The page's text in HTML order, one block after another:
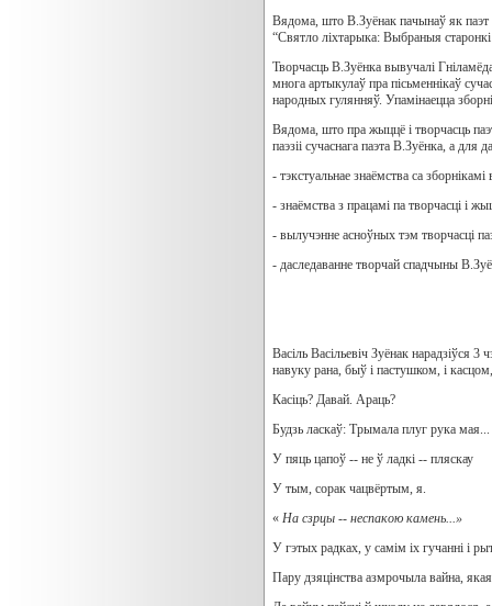
Вядома, што В.Зуёнак пачынаў як паэт
“Святло ліхтарыка: Выбраныя
Творчасць В.Зуёнка вывучалі
многа артыкулаў пра пісьменнікаў
народных гулянняў. Упамінаецца
Вядома, што пра жыццё і творчасць
паэзіі сучаснага паэта В.Зуёнка, а
- тэкстуальнае знаёмства са
- знаёмства з працамі па творчасці і
- вылучэнне асноўных тэм творчасці
- даследаванне творчай спадчыны
Васіль Васільевіч Зуёнак нарадзіўся
навуку рана, быў і пастушком, і
Касіць? Давай. Араць?
Будзь ласкаў: Трымала плуг рука мая...
У пяць цапоў -- не ў ладкі -- пляскау
У тым, сорак чацвёртым, я.
« На сзрцы -- неспакою камень...»
У гэтых радках, у самім іх гучанні і
Пару дзяцінства азмрочыла вайна,